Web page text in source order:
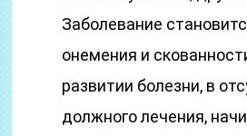
Заболевание
онемения и
развитии болезни, в
должного лечения,